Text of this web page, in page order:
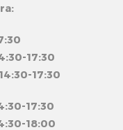
17:30
17:30
17:30
18:00